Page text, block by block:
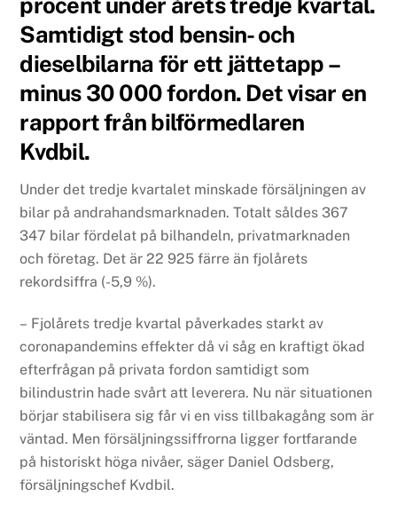
Samtidigt stod bensin- och
dieselbilarna för ett jättetapp –
minus 30 000 fordon. Det visar en
rapport från bilförmedlaren
Kvdbil.
Under det tredje kvartalet minskade försäljningen av
bilar på andrahandsmarknaden. Totalt såldes 367
347 bilar fördelat på bilhandeln, privatmarknaden
och företag. Det är 22 925 färre än fjolårets
rekordsiffra (-5,9 %).
– Fjolårets tredje kvartal påverkades starkt av
coronapandemins effekter då vi såg en kraftigt ökad
efterfrågan på privata fordon samtidigt som
bilindustrin hade svårt att leverera. Nu när situationen
börjar stabilisera sig får vi en viss tillbakagång som är
väntad. Men försäljningssiffrorna ligger fortfarande
på historiskt höga nivåer, säger Daniel Odsberg,
försäljningschef Kvdbil.